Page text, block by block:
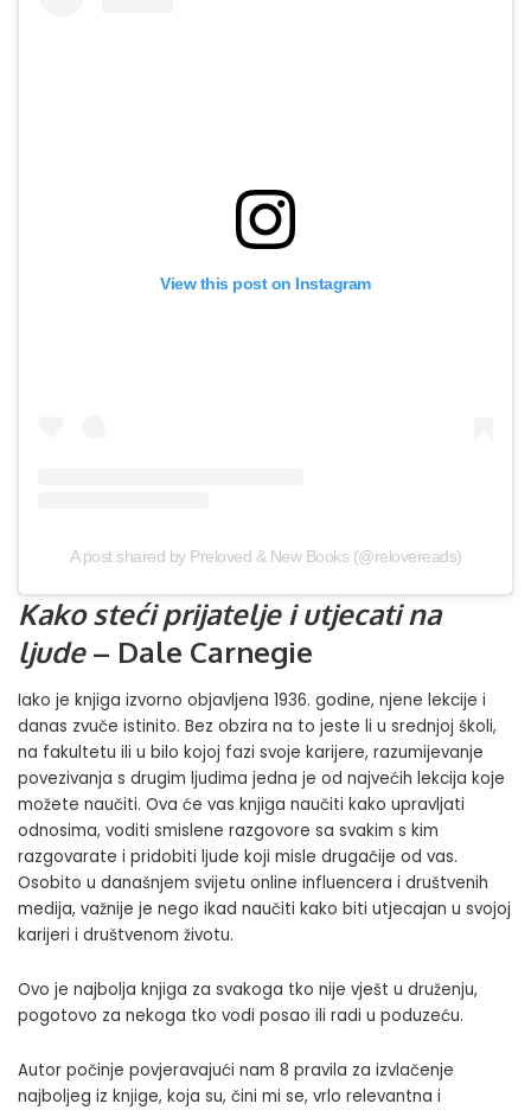
View this post on Instagram
A post shared by Preloved & New Books (@relovereads)
Kako steći prijatelje i utjecati na
ljude– Dale Carnegie
Iako je knjiga izvorno objavljena 1936. godine, njene lekcije i
danas zvuče istinito. Bez obzira na to jeste li u srednjoj školi,
na fakultetu ili u bilo kojoj fazi svoje karijere, razumijevanje
povezivanja s drugim ljudima jedna je od najvećih lekcija koje
možete naučiti. Ova će vas knjiga naučiti kako upravljati
odnosima, voditi smislene razgovore sa svakim s kim
razgovarate i pridobiti ljude koji misle drugačije od vas.
Osobito u današnjem svijetu online influencera i društvenih
medija, važnije je nego ikad naučiti kako biti utjecajan u svojoj
karijeri i društvenom životu.
Ovo je najbolja knjiga za svakoga tko nije vješt u druženju,
pogotovo za nekoga tko vodi posao ili radi u poduzeću.
Autor počinje povjeravajući nam 8 pravila za izvlačenje
najboljeg iz knjige, koja su, čini mi se, vrlo relevantna i